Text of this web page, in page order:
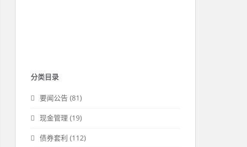
分类目录
要闻公告 (81)
现金管理 (19)
债券套利 (112)